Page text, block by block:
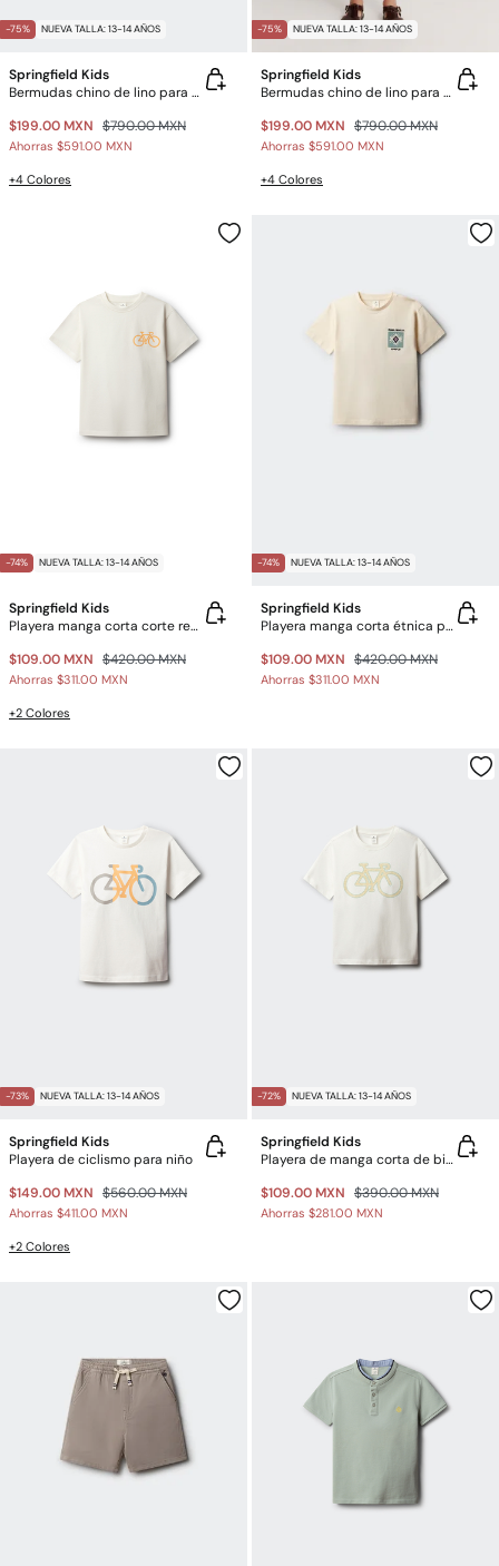
-75% NUEVA TALLA: 13-14 AÑOS
Springfield Kids
Bermudas chino de lino para niño
$199.00 MXN $790.00 MXN
Ahorras $591.00 MXN
+4 Colores
-75% NUEVA TALLA: 13-14 AÑOS
Springfield Kids
Bermudas chino de lino para niño
$199.00 MXN $790.00 MXN
Ahorras $591.00 MXN
+4 Colores
-74% NUEVA TALLA: 13-14 AÑOS
Springfield Kids
Playera manga corta corte recto niño
$109.00 MXN $420.00 MXN
Ahorras $311.00 MXN
+2 Colores
-74% NUEVA TALLA: 13-14 AÑOS
Springfield Kids
Playera manga corta étnica para niño
$109.00 MXN $420.00 MXN
Ahorras $311.00 MXN
-73% NUEVA TALLA: 13-14 AÑOS
Springfield Kids
Playera de ciclismo para niño
$149.00 MXN $560.00 MXN
Ahorras $411.00 MXN
+2 Colores
-72% NUEVA TALLA: 13-14 AÑOS
Springfield Kids
Playera de manga corta de bicicleta para niño
$109.00 MXN $390.00 MXN
Ahorras $281.00 MXN